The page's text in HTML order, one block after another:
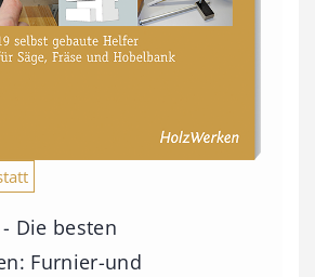
b
i
3
0
0
Die besten
Furnier-und